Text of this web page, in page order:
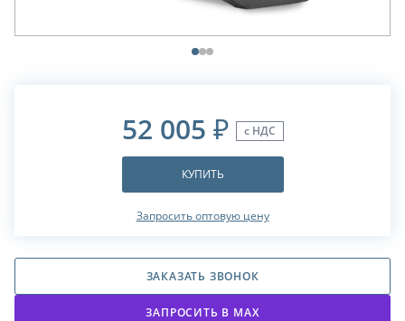
52 005 ₽ с НДС
КУПИТЬ
Запросить оптовую цену
ЗАКАЗАТЬ ЗВОНОК
ЗАПРОСИТЬ В МАХ